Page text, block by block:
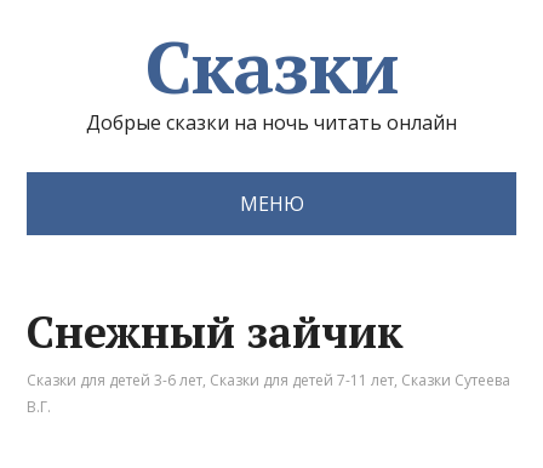
Сказки
Добрые сказки на ночь читать онлайн
МЕНЮ
Снежный зайчик
Сказки для детей 3-6 лет, Сказки для детей 7-11 лет, Сказки Сутеева
В.Г.